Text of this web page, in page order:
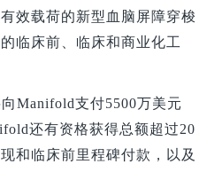
效载荷的新型血脑屏障穿梭
临床前、临床和商业化工
Manifold支付5500万美元
还有资格获得总额超过20
和临床前里程碑付款，以及